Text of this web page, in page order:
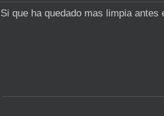
Si que ha quedado mas limpia